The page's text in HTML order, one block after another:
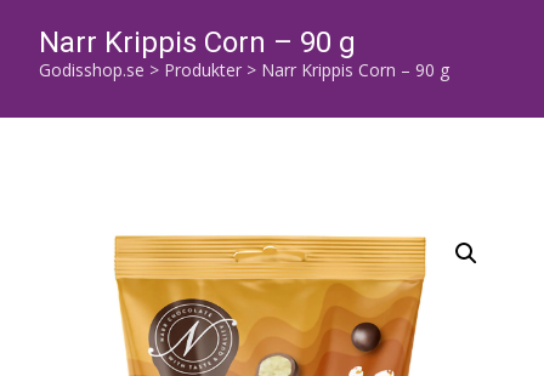
Narr Krippis Corn – 90 g
Godisshop.se > Produkter > Narr Krippis Corn – 90 g